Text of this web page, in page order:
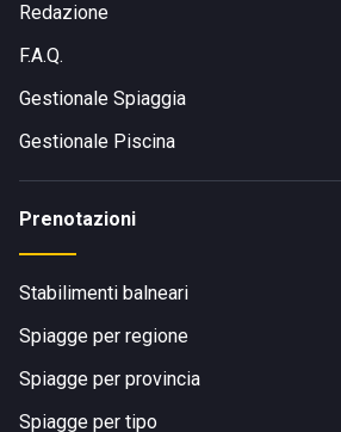
Redazione
F.A.Q.
Gestionale Spiaggia
Gestionale Piscina
Prenotazioni
Stabilimenti balneari
Spiagge per regione
Spiagge per provincia
Spiagge per tipo